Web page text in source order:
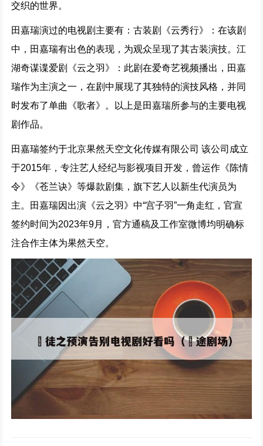
交织的世界。
田嘉瑞演过的电视剧主要有：古装剧《云秀行》：在该剧
中，田嘉瑞有出色的表现，为观众呈现了其古装演技。江
湖奇谋谍爱剧《云之羽》：此剧在爱奇艺视频播出，田嘉
瑞作为主演之一，在剧中展现了其独特的演技风格，并同
时发布了单曲《歌者》。以上是田嘉瑞所参与的主要电视
剧作品。
田嘉瑞签约于北京果然天空文化传媒有限公司 该公司成立
于2015年，专注艺人经纪与影视项目开发，曾运作《陈情
令》《苍兰诀》等爆款剧集，旗下艺人以新生代演员为
主。田嘉瑞因出演《云之羽》中“宫子羽”一角走红，官宣
签约时间为2023年9月，官方通稿及工作室微博均明确标
注合作主体为果然天空。